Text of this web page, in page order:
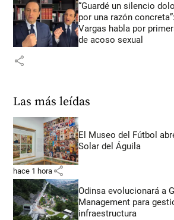
“Guardé un silencio
por una razón
Vargas habla por
de acoso sexual
share
Las más leídas
El Museo del Fútbol
Solar del Águila
hace 1 hora share
Odinsa evolucionará a
Management para
infraestructura